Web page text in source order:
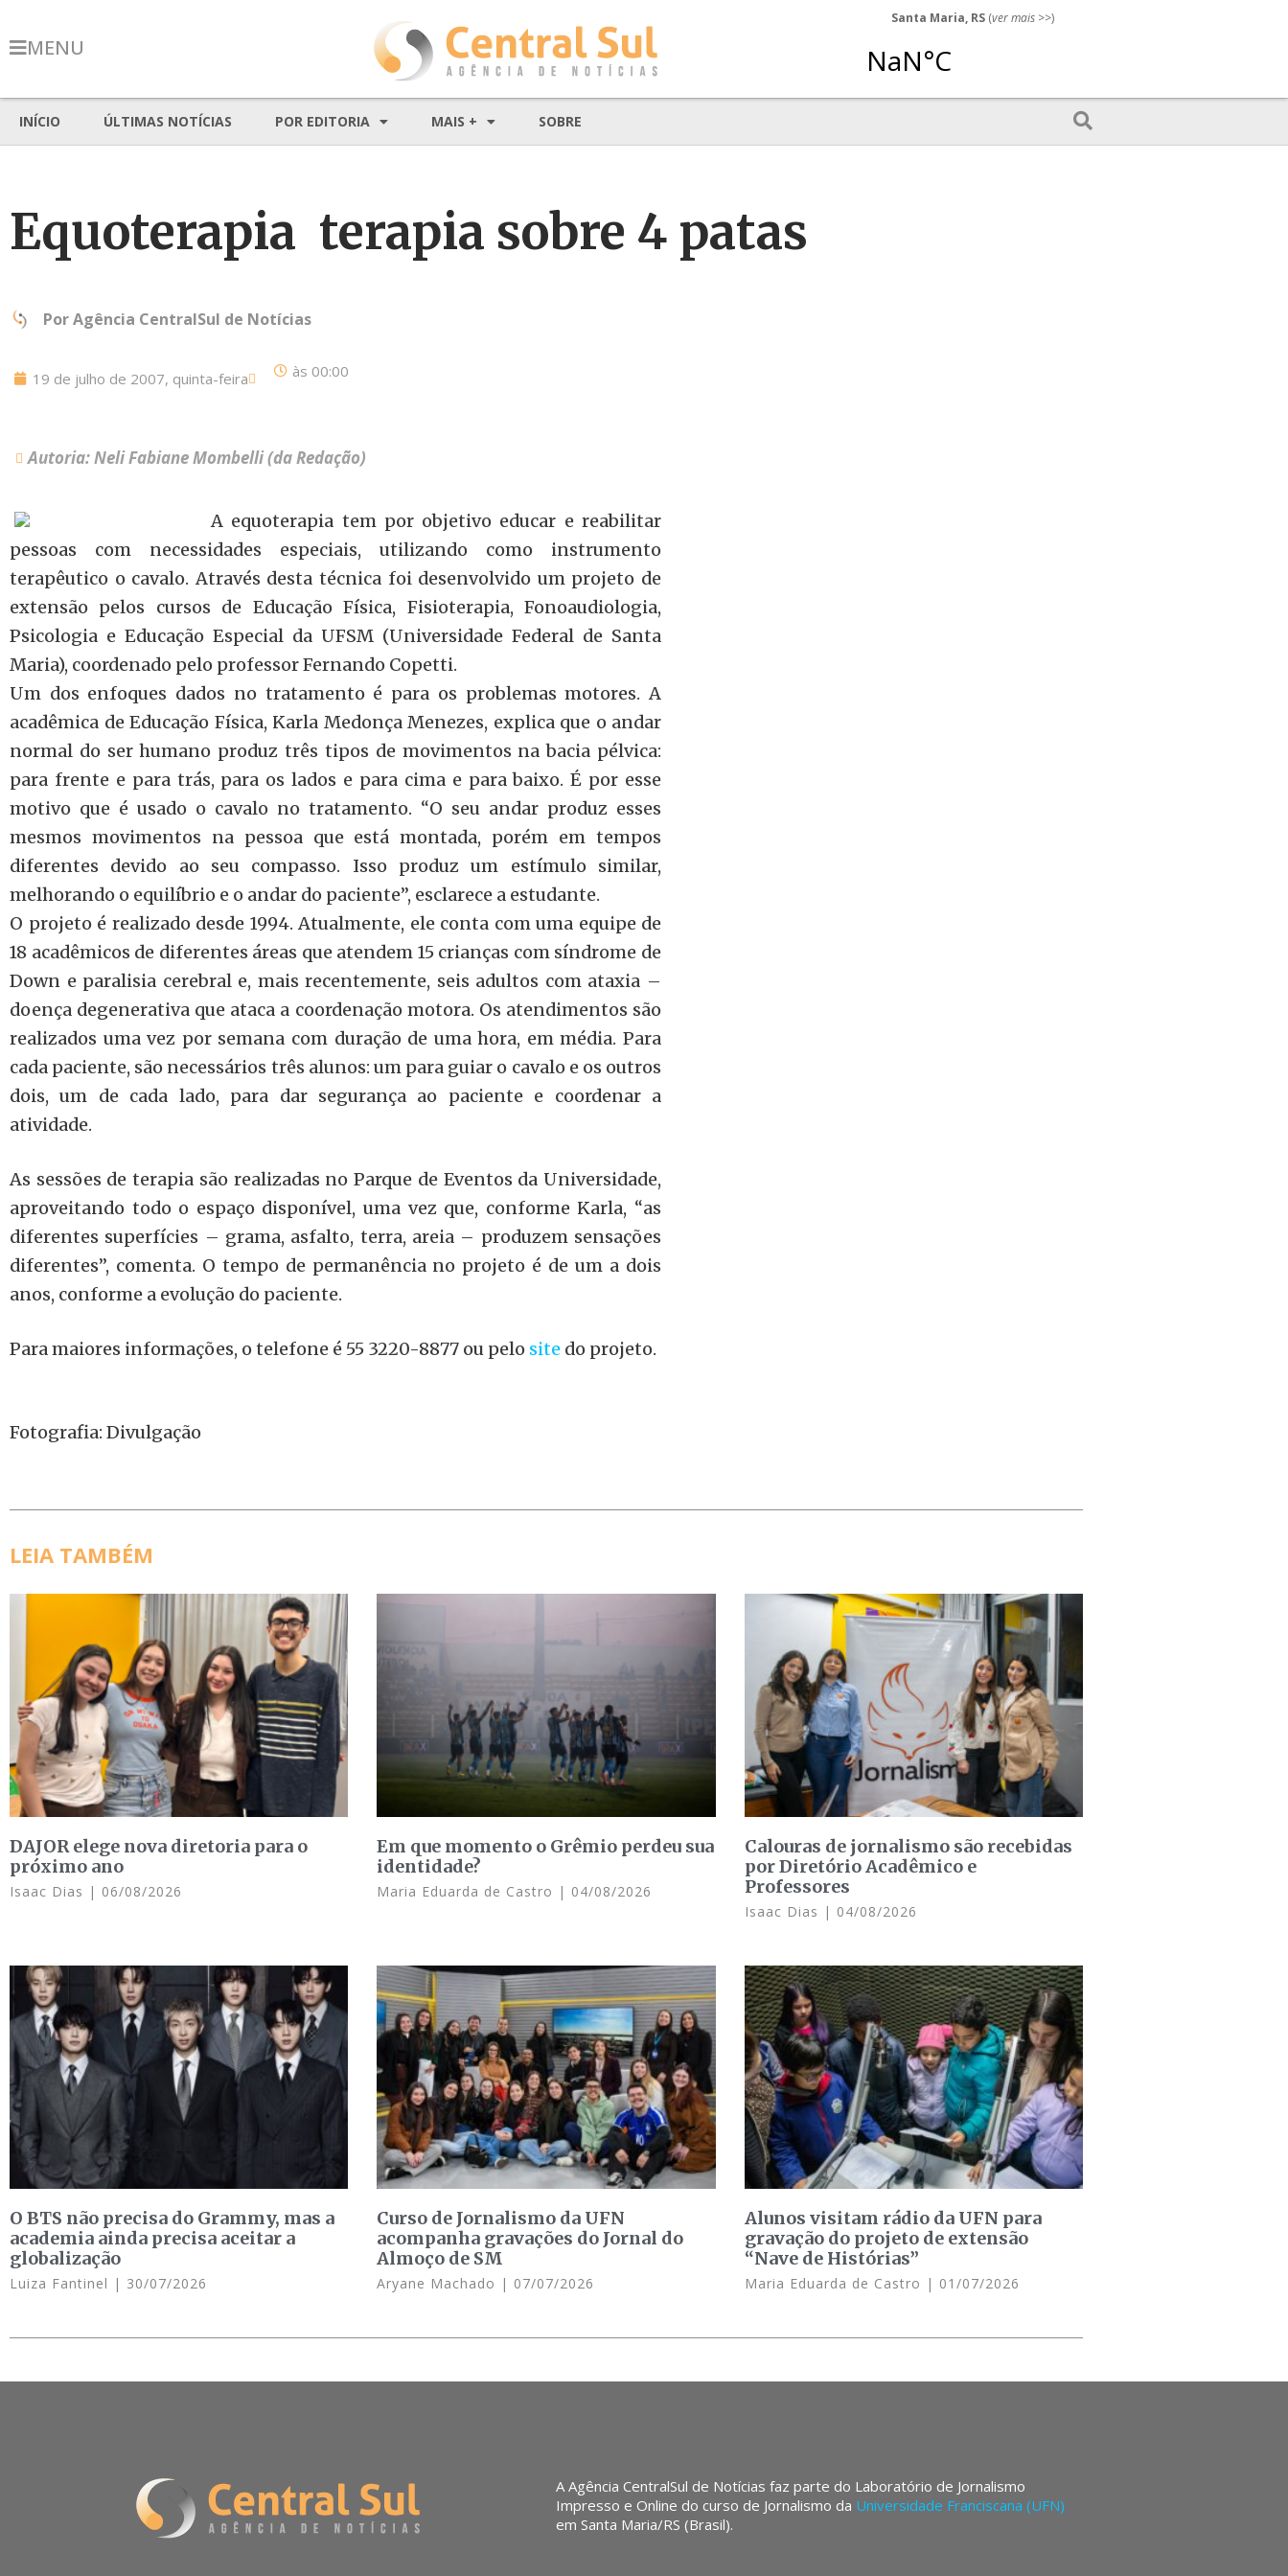
MENU
Santa Maria, RS (ver mais >>)
INÍCIO ÚLTIMAS NOTÍCIAS POR EDITORIA MAIS + SOBRE
Equoterapia  terapia sobre 4 patas
PorAgência CentralSul de Notícias
19 de julho de 2007, quinta-feira às 00:00
Autoria: Neli Fabiane Mombelli (da Redação)
A equoterapia tem por objetivo educar e reabilitar
pessoas com necessidades especiais, utilizando como instrumento
terapêutico o cavalo. Através desta técnica foi desenvolvido um projeto de
extensão pelos cursos de Educação Física, Fisioterapia, Fonoaudiologia,
Psicologia e Educação Especial da UFSM (Universidade Federal de Santa
Maria), coordenado pelo professor Fernando Copetti.
Um dos enfoques dados no tratamento é para os problemas motores. A
acadêmica de Educação Física, Karla Medonça Menezes, explica que o andar
normal do ser humano produz três tipos de movimentos na bacia pélvica:
para frente e para trás, para os lados e para cima e para baixo. É por esse
motivo que é usado o cavalo no tratamento. “O seu andar produz esses
mesmos movimentos na pessoa que está montada, porém em tempos
diferentes devido ao seu compasso. Isso produz um estímulo similar,
melhorando o equilíbrio e o andar do paciente”, esclarece a estudante.
O projeto é realizado desde 1994. Atualmente, ele conta com uma equipe de
18 acadêmicos de diferentes áreas que atendem 15 crianças com síndrome de
Down e paralisia cerebral e, mais recentemente, seis adultos com ataxia –
doença degenerativa que ataca a coordenação motora. Os atendimentos são
realizados uma vez por semana com duração de uma hora, em média. Para
cada paciente, são necessários três alunos: um para guiar o cavalo e os outros
dois, um de cada lado, para dar segurança ao paciente e coordenar a
atividade.
As sessões de terapia são realizadas no Parque de Eventos da Universidade,
aproveitando todo o espaço disponível, uma vez que, conforme Karla, “as
diferentes superfícies – grama, asfalto, terra, areia – produzem sensações
diferentes”, comenta. O tempo de permanência no projeto é de um a dois
anos, conforme a evolução do paciente.
Para maiores informações, o telefone é 55 3220-8877 ou pelo site do projeto.
Fotografia: Divulgação
LEIA TAMBÉM
DAJOR elege nova diretoria para o
próximo ano
Isaac Dias 06/08/2026
Em que momento o Grêmio perdeu sua
identidade?
Maria Eduarda de Castro 04/08/2026
Calouras de jornalismo são recebidas
por Diretório Acadêmico e
Professores
Isaac Dias 04/08/2026
O BTS não precisa do Grammy, mas a
academia ainda precisa aceitar a
globalização
Luiza Fantinel 30/07/2026
Curso de Jornalismo da UFN
acompanha gravações do Jornal do
Almoço de SM
Aryane Machado 07/07/2026
Alunos visitam rádio da UFN para
gravação do projeto de extensão
“Nave de Histórias”
Maria Eduarda de Castro 01/07/2026
A Agência CentralSul de Notícias faz parte do Laboratório de Jornalismo
Impresso e Online do curso de Jornalismo da Universidade Franciscana (UFN)
em Santa Maria/RS (Brasil).